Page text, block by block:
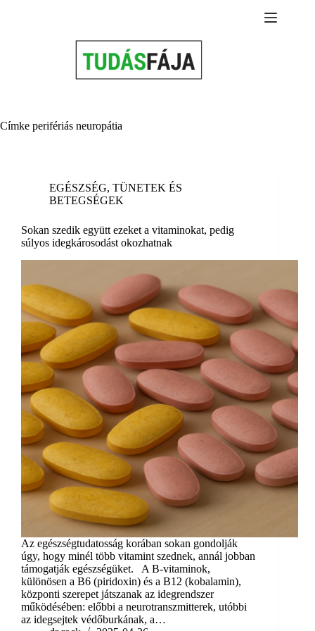
Címke perifériás neuropátia
EGÉSZSÉG, TÜNETEK ÉS
BETEGSÉGEK
Sokan szedik együtt ezeket a vitaminokat, pedig
súlyos idegkárosodást okozhatnak
Az egészségtudatosság korában sokan gondolják
úgy, hogy minél több vitamint szednek, annál jobban
támogatják egészségüket. A B-vitaminok,
különösen a B6 (piridoxin) és a B12 (kobalamin),
központi szerepet játszanak az idegrendszer
működésében: előbbi a neurotranszmitterek, utóbbi
az idegsejtek védőburkának, a…